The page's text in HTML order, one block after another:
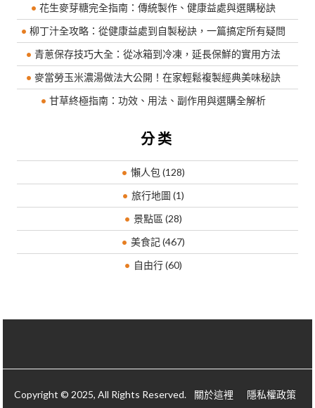
花生麥芽糖完全指南：傳統製作、健康益處與選購秘訣
柳丁汁全攻略：從健康益處到自製秘訣，一篇搞定所有疑問
青蔥保存技巧大全：從冰箱到冷凍，延長保鮮的實用方法
麥當勞玉米濃湯做法大公開！在家輕鬆複製經典美味秘訣
甘草終極指南：功效、用法、副作用與選購全解析
分类
懶人包 (128)
旅行地圖 (1)
景點區 (28)
美食記(467)
自由行(60)
Copyright © 2025, All Rights Reserved. 關於這裡 隱私權政策